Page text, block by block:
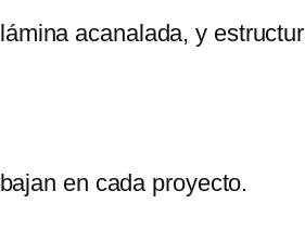
acanalada, y
en cada proyecto.